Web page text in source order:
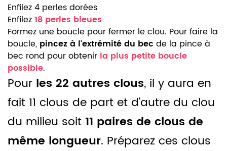
Enfilez 4 perles dorées
Enfilez18 perles bleues
Formez une boucle pour fermer le clou. Pour faire la
boucle, pincez à l'extrémité du bec de la pince à
bec rond pour obtenir la plus petite boucle
possible.
Pour les 22 autres clous, il y aura en
fait 11 clous de part et d'autre du clou
du milieu soit11 paires de clous de
même longueur. Préparez ces clous